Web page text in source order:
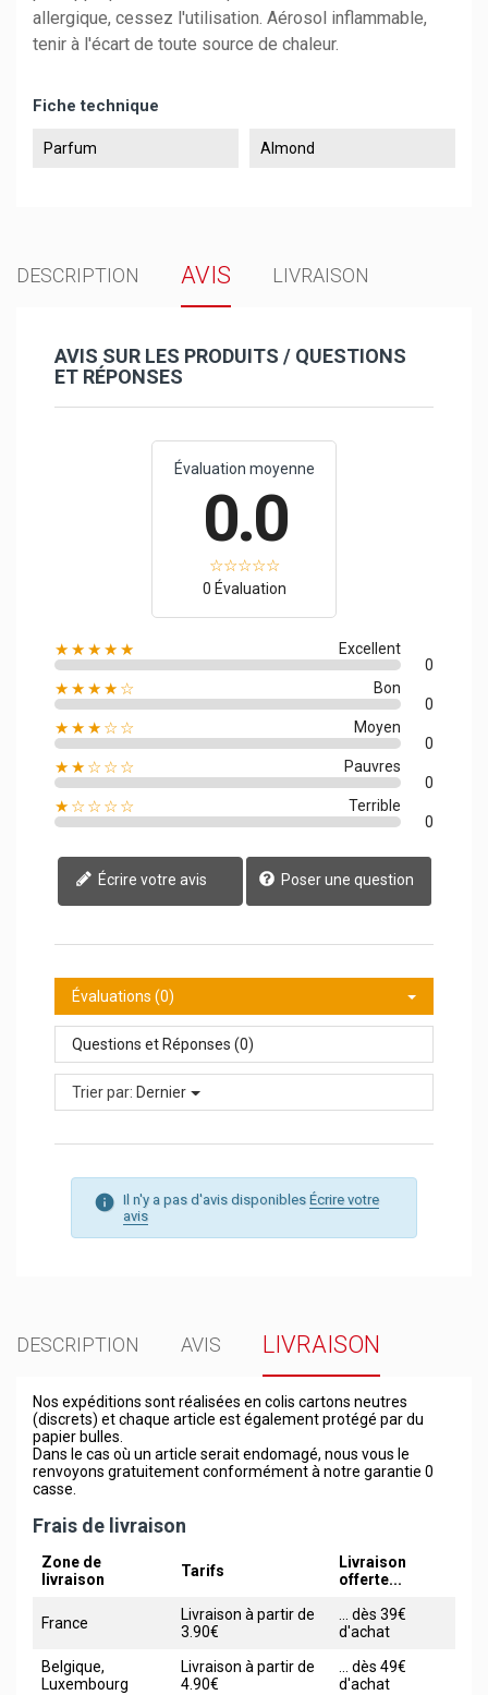
allergique, cessez l'utilisation. Aérosol inflammable,
tenir à l'écart de toute source de chaleur.
Fiche technique
Parfum Almond
DESCRIPTION AVIS LIVRAISON
AVIS SUR LES PRODUITS / QUESTIONS
ET RÉPONSES
Évaluation moyenne
0.0
0 Évaluation
★★★★★
Excellent
0
★★★★☆
Bon
0
★★★☆☆
Moyen
0
★★☆☆☆
Pauvres
0
★☆☆☆☆
Terrible
0
Écrire votre avis Poser une question
Évaluations (0)
Questions et Réponses (0)
Trier par: Dernier
Il n'y a pas d'avis disponibles Écrire votre
avis
DESCRIPTION AVIS LIVRAISON
Nos expéditions sont réalisées en colis cartons neutres
(discrets) et chaque article est également protégé par du
papier bulles.
Dans le cas où un article serait endomagé, nous vous le
renvoyons gratuitement conformément à notre garantie 0
casse.
Frais de livraison
Zone de
livraison
Tarifs
Livraison
offerte...
France
Livraison à partir de
3.90€
... dès 39€
d'achat
Belgique,
Luxembourg
Livraison à partir de
4.90€
... dès 49€
d'achat